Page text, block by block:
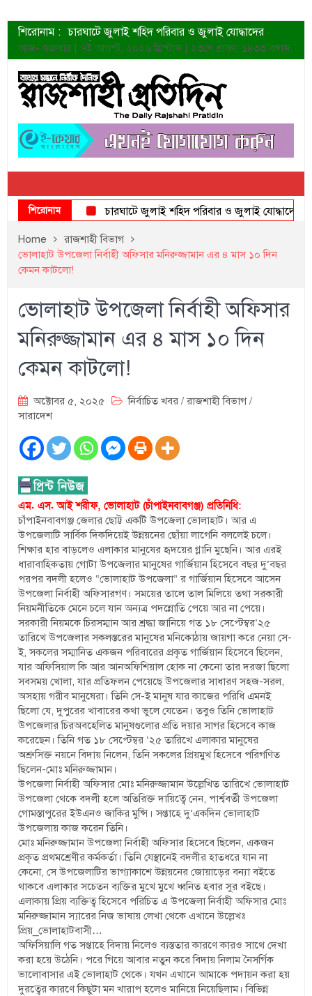
শিরোনাম : চারঘাটে জুলাই শহিদ পরিবার ও জুলাই যোদ্ধাদের
সংবর্ধনা
শহীদদের প্রত্যাশা এখনো পূরণ হয়নি: ডা. শফিকুর রহমান
ত্বক ভালো রাখতে যে ৫ কাজ করবেন
জুলাই স্মৃতি জাদুঘরের দুয়ার খুলেছে উদ্বোধন করলেন
প্রধানমন্ত্রী
শাহরুখের নতুন সিনেমার লুক
কোয়ার্টার ফাইনালে নেইমারের দুর্দান্ত অ্যাসিস্টে সান্তোস
ডেনিস লিয়ামিন রাশিয়ার ড্রোন বাহিনীর প্রধান হলেন
জুলাই শহিদদের আত্মত্যাগ জাতি চিরকাল শ্রদ্ধার সাথে
আজ- শুক্রবার | ৭ই আগস্ট, ২০২৬ খ্রিস্টাব্দ | ২৩শে শ্রাবণ, ১৪৩৩ বঙ্গাব্দ
শিরোনাম চারঘাটে জুলাই শহিদ পরিবার ও জুলাই যোদ্ধাদের সংবর্ধনা
Home
রাজশাহী বিভাগ
ভোলাহাট উপজেলা নির্বাহী অফিসার মনিরুজ্জামান এর ৪ মাস ১০ দিন
কেমন কাটলো!
ভোলাহাট উপজেলা নির্বাহী অফিসার
মনিরুজ্জামান এর ৪ মাস ১০ দিন
কেমন কাটলো!
অক্টোবর ৫, ২০২৫ নির্বাচিত খবর /রাজশাহী বিভাগ/
সারাদেশ
এম. এস. আই শরীফ, ভোলাহাট (চাঁপাইনবাবগঞ্জ) প্রতিনিধি:
চাঁপাইনবাবগঞ্জ জেলার ছোট্ট একটি উপজেলা ভোলাহাট। আর এ
উপজেলাটি সার্বিক দিকদিয়েই উন্নয়নের ছোঁয়া লাগেনি বললেই চলে।
শিক্ষার হার বাড়লেও এলাকার মানুষের হৃদয়ের গ্লানি মুছেনি। আর এরই
ধারাবাহিকতায় গোটা উপজেলার মানুষের গার্জিয়ান হিসেবে বছর দু’বছর
পরপর বদলী হলেও “ভোলাহাট উপজেলা” র গার্জিয়ান হিসেবে আসেন
উপজেলা নির্বাহী অফিসারগণ। সময়ের তালে তাল মিলিয়ে তথা সরকারী
নিয়মনীতিকে মেনে চলে যান অন্যত্র পদন্নোতি পেয়ে আর না পেয়ে।
সরকারী নিয়মকে চিরসম্মান আর শ্রদ্ধা জানিয়ে গত ১৮ সেপ্টেম্বর’২৫
তারিখে উপজেলার সকলস্তরের মানুষের মনিকোঠায় জায়গা করে নেয়া সে-
ই, সকলের সম্মানিত একজন পরিবারের প্রকৃত গার্জিয়ান হিসেবে ছিলেন,
যার অফিসিয়াল কি আর আনঅফিশিয়াল হোক না কেনো তার দরজা ছিলো
সবসময় খোলা, যার প্রতিফলন পেয়েছে উপজেলার সাধারণ সহজ-সরল,
অসহায় গরীব মানুষেরা। তিনি সে-ই মানুষ যার কাজের পরিধি এমনই
ছিলো যে, দুপুরের খাবারের কথা ভুলে যেতেন। তবুও তিনি ভোলাহাট
উপজেলার চিরঅবহেলিত মানুষগুলোর প্রতি দয়ার সাগর হিসেবে কাজ
করেছেন। তিনি গত ১৮ সেপ্টেম্বর ‘২৫ তারিখে এলাকার মানুষের
অশ্রুসিক্ত নয়নে বিদায় নিলেন, তিনি সকলের প্রিয়মুখ হিসেবে পরিগণিত
ছিলেন-মোঃ মনিরুজ্জামান।
উপজেলা নির্বাহী অফিসার মোঃ মনিরুজ্জামান উল্লেখিত তারিখে ভোলাহাট
উপজেলা থেকে বদলী হলে অতিরিক্ত দায়িত্বে নেন, পার্শ্ববর্তী উপজেলা
গোমস্তাপুরের ইউএনও জাকির মুন্সি। সপ্তাহে দু’একদিন ভোলাহাট
উপজেলায় কাজ করেন তিনি।
মোঃ মনিরুজ্জামান উপজেলা নির্বাহী অফিসার হিসেবে ছিলেন, একজন
প্রকৃত প্রথমশ্রেণীর কর্মকর্তা। তিনি যেস্থানেই বদলীর হাতধরে যান না
কেনো, সে উপজেলাটির ভাগ্যাকাশে উন্নয়নের জোয়াড়ের বন্যা বইতে
থাকবে এলাকার সচেতন ব্যক্তির মুখে মুখে ধ্বনিত হবার সুর বইছে।
এলাকায় প্রিয় ব্যক্তিত্ব হিসেবে পরিচিত এ উপজেলা নির্বাহী অফিসার মোঃ
মনিরুজ্জামান স্যারের নিজ ভাষায় লেখা থেকে এখানে উল্লেখঃ
প্রিয়_ভোলাহাটবাসী…
অফিসিয়ালি গত সপ্তাহে বিদায় নিলেও ব্যস্ততার কারণে কারও সাথে দেখা
করা হয়ে উঠেনি। পরে গিয়ে আবার নতুন করে বিদায় নিলাম নৈসর্গিক
ভালোবাসার এই ভোলাহাট থেকে। যখন এখানে আমাকে পদায়ন করা হয়
দুরত্বের কারণে কিছুটা মন খারাপ হলেও মানিয়ে নিয়েছিলাম। বিভিন্ন